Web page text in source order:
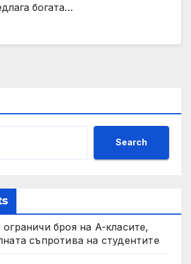
богата…
Search
броя на A-класите,
съпротива на студентите